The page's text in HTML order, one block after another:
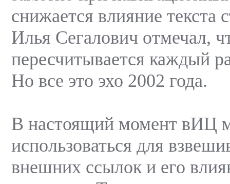
снижается влияние текста
Илья Сегалович отмечал,
пересчитывается каждый
Но все это эхо 2002 года.
В настоящий момент вИЦ
использоваться для
внешних ссылок и его